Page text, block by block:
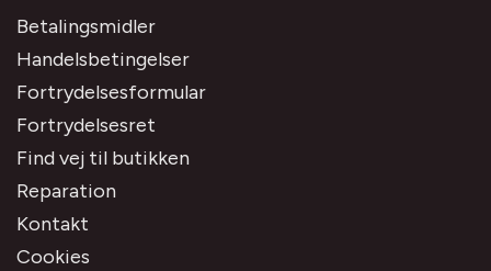
Betalingsmidler
Handelsbetingelser
Fortrydelsesformular
Fortrydelsesret
Find vej til butikken
Reparation
Kontakt
Cookies